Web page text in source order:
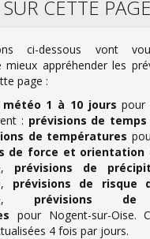
CETTE PAGE
ci-dessous vont
appréhender les
page :
météo 1 à 10 jours pour
: prévisions de temps
de températures
de force et orientation
prévisions de
prévisions de risque
prévisions de
pour Nogent-sur-Oise.
4 fois par jours.